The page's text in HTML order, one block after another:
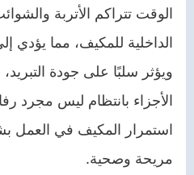
الوقت تتراكم الأتربة
الداخلية للمكيف، مما
ويؤثر سلبًا على جودة
الأجزاء بانتظام ليس مجرد
استمرار المكيف في العمل
مريحة وصحية.